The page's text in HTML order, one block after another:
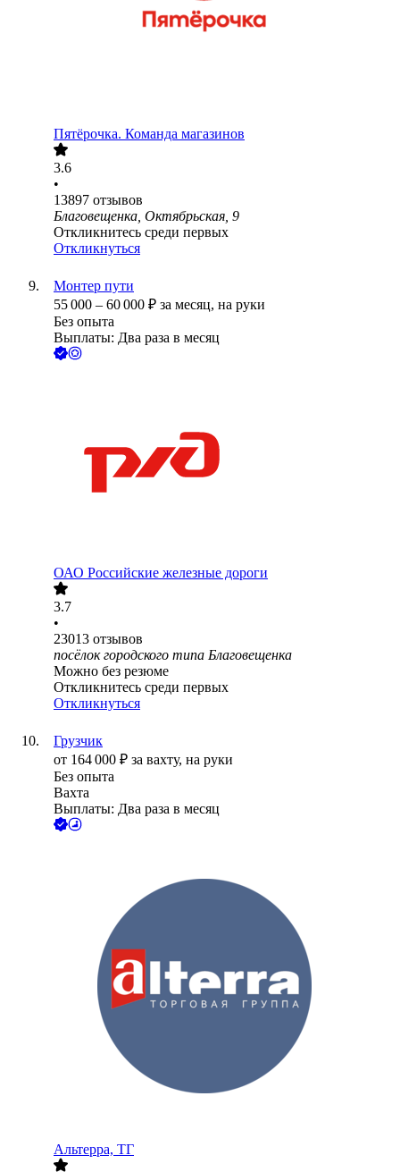
Пятёрочка. Команда магазинов
3.6
•
13897 отзывов
Благовещенка, Октябрьская, 9
Откликнитесь среди первых
Откликнуться
Монтер пути
55 000 – 60 000 ₽ за месяц, на руки
Без опыта
Выплаты: Два раза в месяц
ОАО Российские железные дороги
3.7
•
23013 отзывов
посёлок городского типа Благовещенка
Можно без резюме
Откликнитесь среди первых
Откликнуться
Грузчик
от 164 000 ₽ за вахту, на руки
Без опыта
Вахта
Выплаты: Два раза в месяц
Альтерра, ТГ